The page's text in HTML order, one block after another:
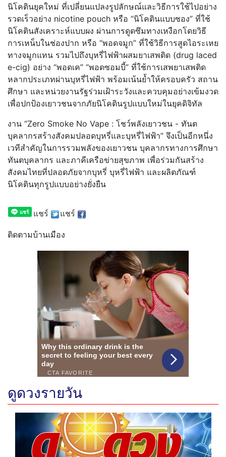
นิโคตินยุคใหม่ ที่เปลี่ยนแปลงรูปลักษณ์และวิธีการใช้ไปอย่าง
รวดเร็วอย่าง nicotine pouch หรือ “นิโคตินแบบซอง” ที่ใช้
นิโคตินสังเคราะห์แบบผง ผ่านการดูดซึมทางเหงือกโดยวิธี
การเหน็บในช่องปาก หรือ “พอดจมูก” ที่ใช้วิธีการสูดไอระเหย
ทางจมูกแทน รวมไปถึงบุหรี่ไฟฟ้าผสมยาเสพติด (drug laced
e-cig) อย่าง “พอดเค” “พอดซอมบี้” ที่ใช้การเสพยาเสพติด
หลากประเภทผ่านบุหรี่ไฟฟ้า พร้อมเน้นย้ำให้ครอบครัว สถาน
ศึกษา และหน่วยงานรัฐร่วมเฝ้าระวังและควบคุมอย่างเข้มงวด
เพื่อปกป้องเยาวชนจากภัยนิโคตินรูปแบบใหม่ในยุคดิจิทัล
งาน “Zero Smoke No Vape : โชว์พลังเยาวชน - ทันต
บุคลากรสร้างสังคมปลอดบุหรี่และบุหรี่ไฟฟ้า” จึงเป็นอีกหนึ่ง
เวทีสำคัญในการรวมพลังของเยาวชน บุคลากรทางการศึกษา
ทันตบุคลากร และภาคีเครือข่ายสุขภาพ เพื่อร่วมกันสร้าง
สังคมไทยที่ปลอดภัยจากบุหรี่ บุหรี่ไฟฟ้า และผลิตภัณฑ์
นิโคตินทุกรูปแบบอย่างยั่งยืน
แชร์ แชร์
ติดตามบ้านเมือง
ดูดวงรายวัน